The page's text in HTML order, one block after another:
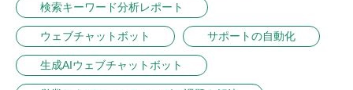
検索キーワード分析レポート
ウェブチャットボット サポートの自動化
生成AIウェブチャットボット